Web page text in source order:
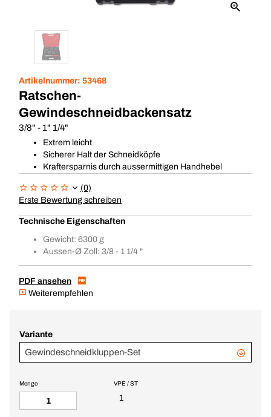
Artikelnummer: 53468
Ratschen-
Gewindeschneidbackensatz
3/8" - 1" 1/4"
Extrem leicht
Sicherer Halt der Schneidköpfe
Kraftersparnis durch aussermittigen Handhebel
(0)
Erste Bewertung schreiben
Technische Eigenschaften
Gewicht: 6300 g
Aussen-Ø Zoll: 3/8 - 1 1/4 "
PDF ansehen
Weiterempfehlen
Variante
Gewindeschneidkluppen-Set
VPE / ST
1
Menge